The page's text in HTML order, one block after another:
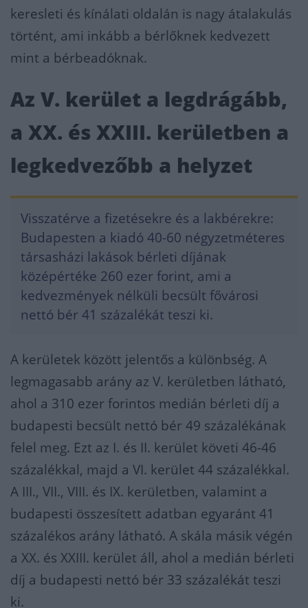
keresleti és kínálati oldalán is nagy átalakulás
történt, ami inkább a bérlőknek kedvezett
mint a bérbeadóknak.
Az V. kerület a legdrágább,
a XX. és XXIII. kerületben a
legkedvezőbb a helyzet
Visszatérve a fizetésekre és a lakbérekre:
Budapesten a kiadó 40-60 négyzetméteres
társasházi lakások bérleti díjának
középértéke 260 ezer forint, ami a
kedvezmények nélküli becsült fővárosi
nettó bér 41 százalékát teszi ki.
A kerületek között jelentős a különbség. A
legmagasabb arány az V. kerületben látható,
ahol a 310 ezer forintos medián bérleti díj a
budapesti becsült nettó bér 49 százalékának
felel meg. Ezt az I. és II. kerület követi 46-46
százalékkal, majd a VI. kerület 44 százalékkal.
A III., VII., VIII. és IX. kerületben, valamint a
budapesti összesített adatban egyaránt 41
százalékos arány látható. A skála másik végén
a XX. és XXIII. kerület áll, ahol a medián bérleti
díj a budapesti nettó bér 33 százalékát teszi
ki.